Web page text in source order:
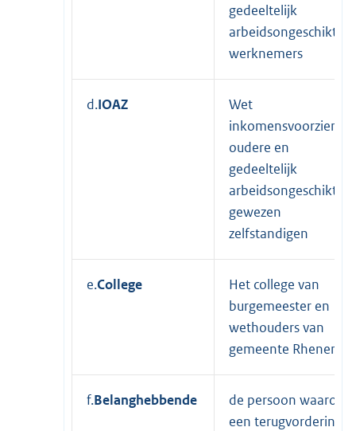
gedeeltelijk
arbeidsongeschikte
werknemers
d.IOAZ
Wet
inkomensvoorziening
oudere en
gedeeltelijk
arbeidsongeschikte
gewezen
zelfstandigen
e.College
Het college van
burgemeester en
wethouders van
gemeente Rhenen
f.Belanghebbende
de persoon waarop
een terugvordering